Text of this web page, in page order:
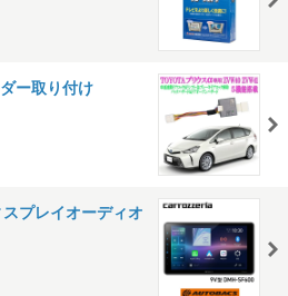
ー取り付け
プレイオーディオ